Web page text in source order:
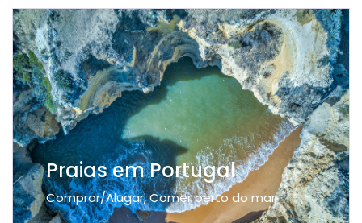
Praias em Portugal
Comprar/Alugar, Comer perto do mar